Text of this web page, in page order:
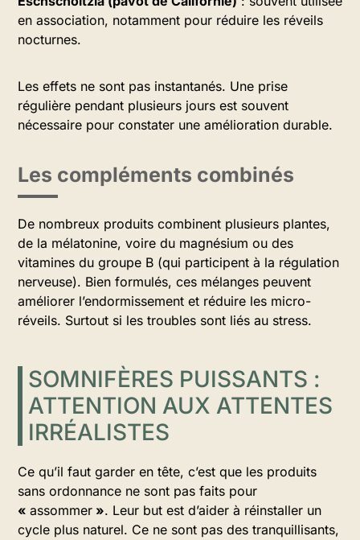
en association, notamment pour réduire les réveils
nocturnes.
Les effets ne sont pas instantanés. Une prise
régulière pendant plusieurs jours est souvent
nécessaire pour constater une amélioration durable.
Les compléments combinés
De nombreux produits combinent plusieurs plantes,
de la mélatonine, voire du magnésium ou des
vitamines du groupe B (qui participent à la régulation
nerveuse). Bien formulés, ces mélanges peuvent
améliorer l’endormissement et réduire les micro-
réveils. Surtout si les troubles sont liés au stress.
SOMNIFÈRES PUISSANTS :
ATTENTION AUX ATTENTES
IRRÉALISTES
Ce qu’il faut garder en tête, c’est que les produits
sans ordonnance ne sont pas faits pour
« assommer ». Leur but est d’aider à réinstaller un
cycle plus naturel. Ce ne sont pas des tranquillisants,